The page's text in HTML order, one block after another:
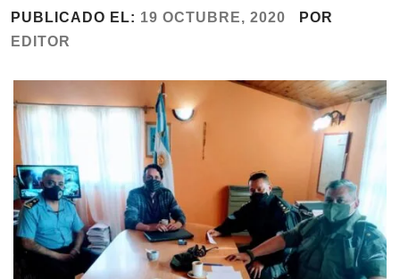
PUBLICADO EL: 19 OCTUBRE, 2020
POR
EDITOR